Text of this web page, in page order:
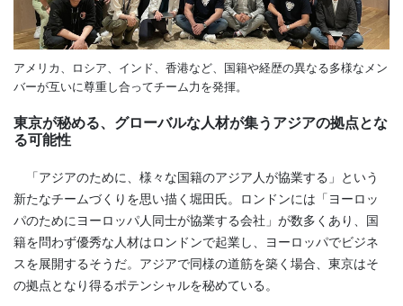
アメリカ、ロシア、インド、香港など、国籍や経歴の異なる多様なメン
バーが互いに尊重し合ってチーム力を発揮。
東京が秘める、グローバルな人材が集うアジアの拠点とな
る可能性
「アジアのために、様々な国籍のアジア人が協業する」という
新たなチームづくりを思い描く堀田氏。ロンドンには「ヨーロッ
パのためにヨーロッパ人同士が協業する会社」が数多くあり、国
籍を問わず優秀な人材はロンドンで起業し、ヨーロッパでビジネ
スを展開するそうだ。アジアで同様の道筋を築く場合、東京はそ
の拠点となり得るポテンシャルを秘めている。